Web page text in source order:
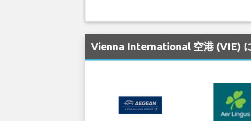
Vienna International 空港 (VIE)